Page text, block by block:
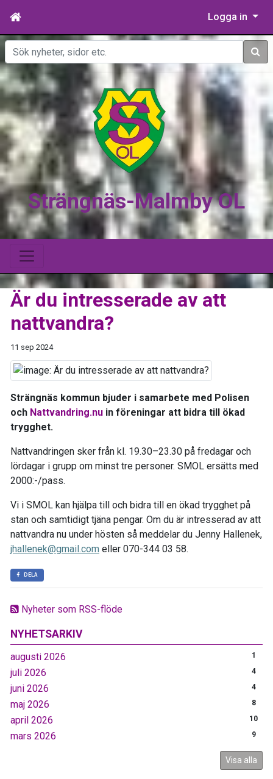
Logga in
Sök
Strängnäs-Malmby OL
Nyheter som RSS-flöde
NYHETSARKIV
augusti 2026 1
juli 2026 4
juni 2026 4
maj 2026 8
april 2026 10
mars 2026 9
Visa alla
Är du intresserade av att
nattvandra?
11 sep 2024
Strängnäs kommun bjuder i samarbete med Polisen
och Nattvandring.nu in föreningar att bidra till ökad
trygghet.
Nattvandringen sker från kl. 19.30–23.30 på fredagar och
lördagar i grupp om minst tre personer. SMOL ersätts med
2000:-/pass.
Vi i SMOL kan hjälpa till och bidra till en ökad trygghet på
stan och samtidigt tjäna pengar. Om du är intresserad av att
nattvandra nu under hösten så meddelar du Jenny Hallenek,
jhallenek@gmail.com eller 070-344 03 58.
DELA